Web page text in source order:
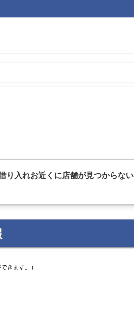
り入れお近くに店舗が見つからない
きます。）